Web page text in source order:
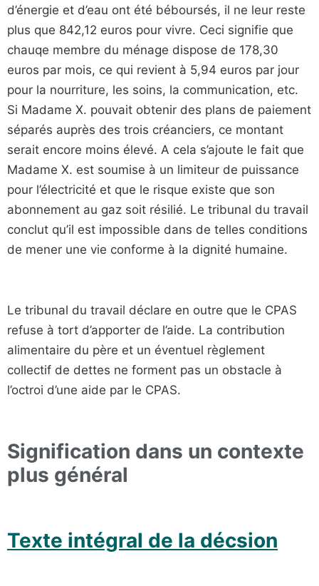
d’énergie et d’eau ont été béboursés, il ne leur reste
plus que 842,12 euros pour vivre. Ceci signifie que
chauqe membre du ménage dispose de 178,30
euros par mois, ce qui revient à 5,94 euros par jour
pour la nourriture, les soins, la communication, etc.
Si Madame X. pouvait obtenir des plans de paiement
séparés auprès des trois créanciers, ce montant
serait encore moins élevé. A cela s’ajoute le fait que
Madame X. est soumise à un limiteur de puissance
pour l’électricité et que le risque existe que son
abonnement au gaz soit résilié. Le tribunal du travail
conclut qu’il est impossible dans de telles conditions
de mener une vie conforme à la dignité humaine.
Le tribunal du travail déclare en outre que le CPAS
refuse à tort d’apporter de l’aide. La contribution
alimentaire du père et un éventuel règlement
collectif de dettes ne forment pas un obstacle à
l’octroi d’une aide par le CPAS.
Signification dans un contexte
plus général
Texte intégral de la décsion